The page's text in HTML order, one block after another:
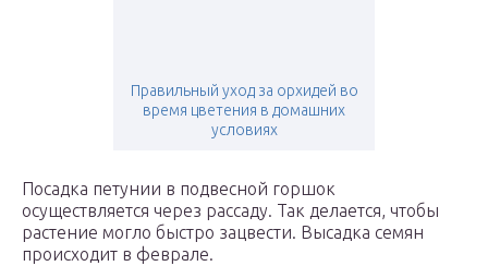
Правильный уход за орхидей во
время цветения в домашних
условиях
Посадка петунии в подвесной горшок
осуществляется через рассаду. Так делается, чтобы
растение могло быстро зацвести. Высадка семян
происходит в феврале.